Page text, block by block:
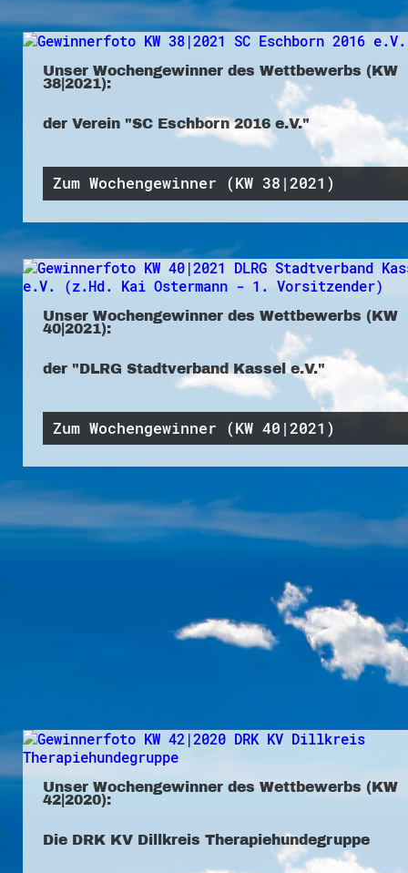
Unser Wochengewinner des Wettbewerbs (KW
38|2021):
der Verein "SC Eschborn 2016 e.V."
Zum Wochengewinner (KW 38|2021)
Unser Wochengewinner des Wettbewerbs (KW
40|2021):
der "DLRG Stadtverband Kassel e.V."
Zum Wochengewinner (KW 40|2021)
Unser Wochengewinner des Wettbewerbs (KW
42|2020):
Die DRK KV Dillkreis Therapiehundegruppe